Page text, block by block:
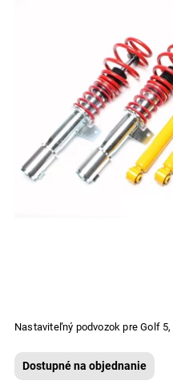
Nastaviteľný podvozok pre Golf
Dostupné na objednanie